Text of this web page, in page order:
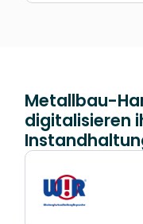
Metallbau-
digitalisieren